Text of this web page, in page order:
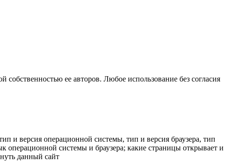
ее авторов. Любое использование без согласия
и версия операционной системы, тип и версия браузера, тип
операционной системы и браузера; какие страницы открывает и
данный сайт